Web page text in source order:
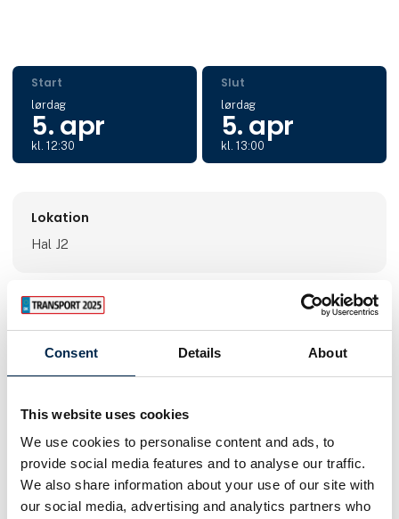
Consent Details About
This website uses cookies
We use cookies to personalise content and ads, to
provide social media features and to analyse our traffic.
We also share information about your use of our site with
our social media, advertising and analytics partners who
Start
lørdag
5. apr
kl. 12:30
Slut
lørdag
5. apr
kl. 13:00
Lokation
Hal J2
Eventet udbydes af:
Volvo Danmark